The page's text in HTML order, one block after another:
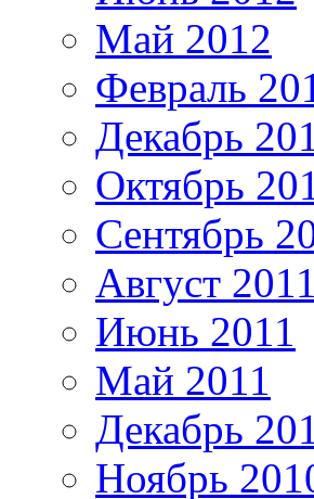
Май 2012
Февраль
Декабрь
Октябрь
Сентябрь
Август 2011
Июнь 2011
Май 2011
Декабрь
Ноябрь